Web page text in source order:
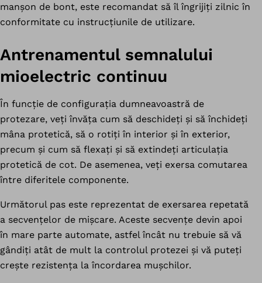
manșon de bont, este recomandat să îl îngrijiți zilnic în
conformitate cu instrucțiunile de utilizare.
Antrenamentul semnalului
mioelectric continuu
În funcție de configurația dumneavoastră de
protezare, veți învăța cum să deschideți și să închideți
mâna protetică, să o rotiți în interior și în exterior,
precum și cum să flexați și să extindeți articulația
protetică de cot. De asemenea, veți exersa comutarea
între diferitele componente.
Următorul pas este reprezentat de exersarea repetată
a secvențelor de mișcare. Aceste secvențe devin apoi
în mare parte automate, astfel încât nu trebuie să vă
gândiți atât de mult la controlul protezei și vă puteți
crește rezistența la încordarea mușchilor.